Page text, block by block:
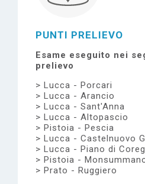
PUNTI PRELIEVO
Esame eseguito nei
prelievo
Lucca - Porcari
Lucca - Arancio
Lucca - Sant'Anna
Lucca - Altopascio
Pistoia - Pescia
Lucca - Castelnuovo
Lucca - Piano di
Pistoia -
Prato - Ruggiero